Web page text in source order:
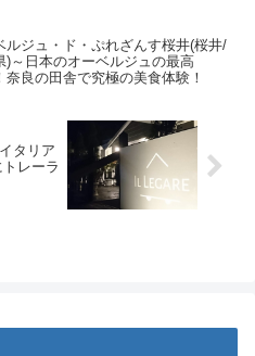
ルジュ・ド・ぷれざんす桜井(桜井/
)～日本のオーベルジュの最高
奈良の田舎で究極の美食体験！
タリア
レーラ